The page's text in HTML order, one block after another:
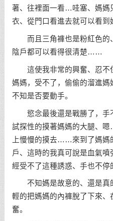
著、往裡面一看…哇塞、媽媽
衣、從門口看進去就可以看到
而且三角褲也是粉紅色的
陰戶都可以看得很清楚……
這使我非常的興奮、忍不
媽媽，受不了，偷偷的溜進
不知是否要動手。
慾念最後還是戰勝了，手
試探性的摸著媽媽的大腿、
上慢慢的摸去……來到了媽媽
戶、這時的我真可說是血氣
經受不了這種誘惑、手也不停
不知媽是故意的、還是真
輕的把媽媽的內褲脫了下來
奮。